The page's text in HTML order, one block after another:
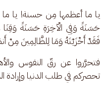
يا ما أعظمها مِن حسنة! يا ما
حَسَنَةً وَفِي الْآخِرَةِ حَسَنَةً وَقِنَا
فَقَدْ أَخْزَيْتَهُ وَمَا لِلظَّالِمِينَ مِنْ
فتحرَّروا عن رقّ النفوس
تحصركم في طلب الدنيا وإرادة